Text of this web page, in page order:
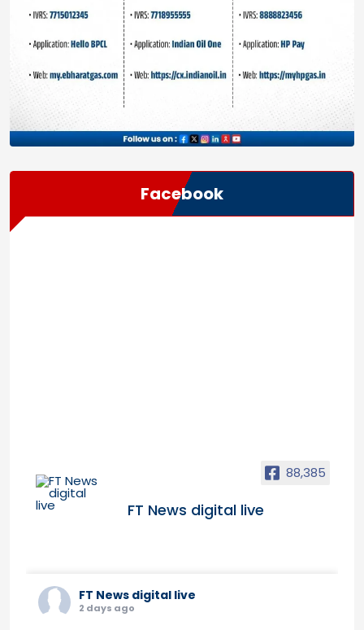
Facebook
88,385
FT News digital live
FT News digital live
2 days ago